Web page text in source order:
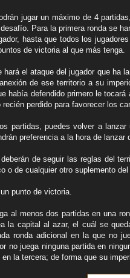
jugar un máximo de 4
Para la primera ronda se
hasta que todos los
de victoria al que más tenga.
hará el ataque del jugador que ha
de ese territorio a su
había defendido primero le
recién perdido para favorecer los
partidas, puedes volver a
preferencia a la hora de
de seguir las reglas del
o de cualquier otro suplemento del
punto de victoria.
al menos dos partidas en una
la capital al azar, el cuál se
ronda adicional en la que no
no juega ninguna partida en
la tercera; de forma que su